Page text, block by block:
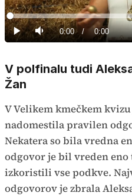
Predvajaj
Tiho Current
0:00 / Duration
0:00
Loaded:
0%
V polfinalu tudi
Žan
V Velikem kmečkem
nadomestila pravilen
Nekatera so bila vredna
odgovor je bil vreden
izkoristili vse podkve.
odgovorov je zbrala